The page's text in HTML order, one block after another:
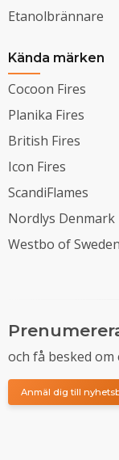
Etanolbrännare
Kända märken
Cocoon Fires
Planika Fires
British Fires
Icon Fires
ScandiFlames
Nordlys Denmark
Westbo of Sweden
och få besked
Anmäl dig till